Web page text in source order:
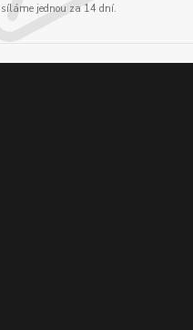
jednou za 14 dní.